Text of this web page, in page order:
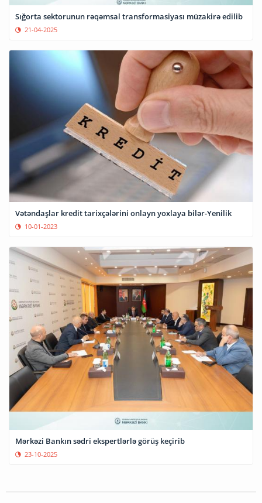
Sığorta sektorunun rəqəmsal transformasiyası müzakirə edilib
21-04-2025
Vətəndaşlar kredit tarixçələrini onlayn yoxlaya bilər-Yenilik
10-01-2023
Mərkəzi Bankın sədri ekspertlərlə görüş keçirib
23-10-2025